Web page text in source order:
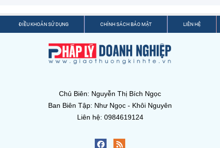
ĐIỀU KHOẢN SỬ DỤNG CHÍNH SÁCH BẢO MẬT LIÊN HỆ
Chủ Biên: Nguyễn Thị Bích Ngọc
Ban Biên Tập: Như Ngọc - Khôi Nguyên
Liên hệ: 0984619124